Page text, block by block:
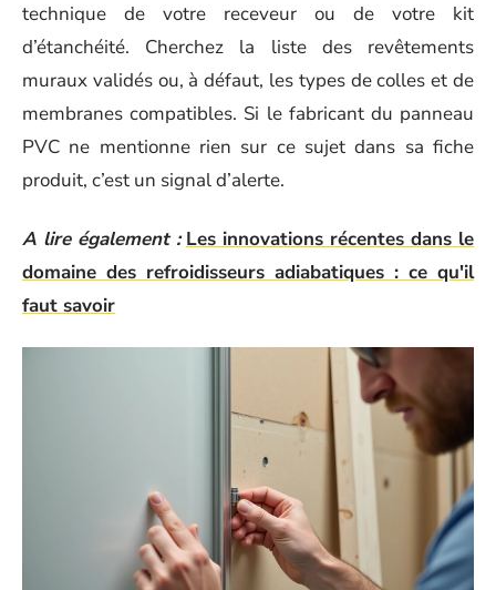
technique de votre receveur ou de votre kit
d’étanchéité. Cherchez la liste des revêtements
muraux validés ou, à défaut, les types de colles et de
membranes compatibles. Si le fabricant du panneau
PVC ne mentionne rien sur ce sujet dans sa fiche
produit, c’est un signal d’alerte.
A lire également : Les innovations récentes dans le
domaine des refroidisseurs adiabatiques : ce qu'il
faut savoir